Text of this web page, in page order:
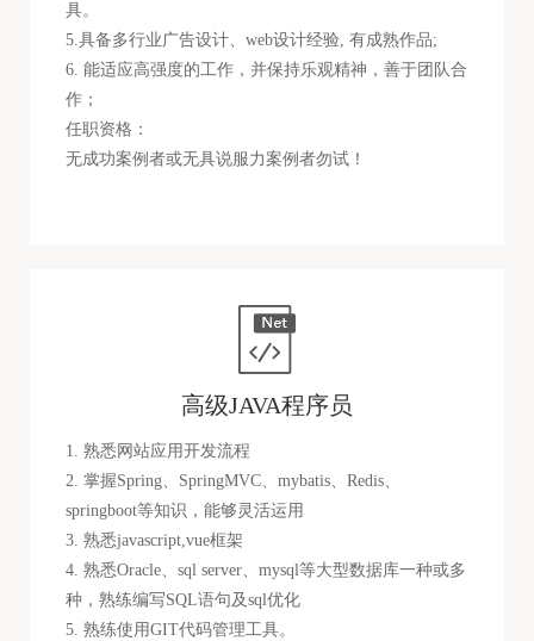
具。
5.具备多行业广告设计、web设计经验, 有成熟作品;
6. 能适应高强度的工作，并保持乐观精神，善于团队合
作；
任职资格：
无成功案例者或无具说服力案例者勿试！
高级JAVA程序员
1. 熟悉网站应用开发流程
2. 掌握Spring、SpringMVC、mybatis、Redis、
springboot等知识，能够灵活运用
3. 熟悉javascript,vue框架
4. 熟悉Oracle、sql server、mysql等大型数据库一种或多
种，熟练编写SQL语句及sql优化
5. 熟练使用GIT代码管理工具。